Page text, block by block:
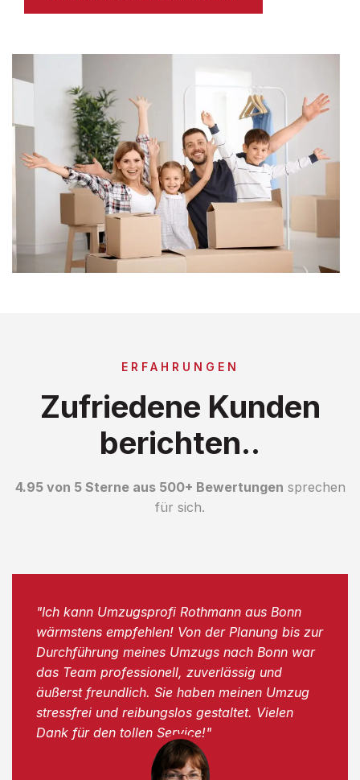
ERFAHRUNGEN
Zufriedene Kunden
berichten..
4.95 von 5 Sterne aus 500+ Bewertungen sprechen
für sich.
"Ich kann Umzugsprofi Rothmann aus Bonn
wärmstens empfehlen! Von der Planung bis zur
Durchführung meines Umzugs nach Bonn war
das Team professionell, zuverlässig und
äußerst freundlich. Sie haben meinen Umzug
stressfrei und reibungslos gestaltet. Vielen
Dank für den tollen Service!"